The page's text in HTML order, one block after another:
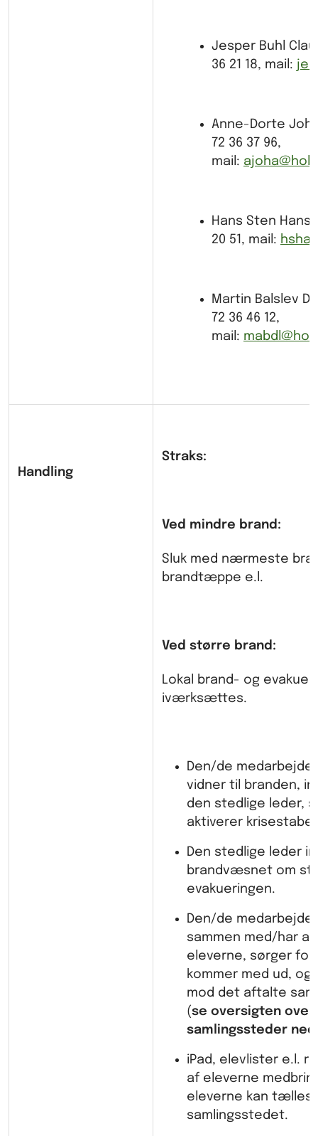
Jesper Buhl
36 21 18, mail:
Anne-Dorte
72 36 37 96,
mail:
Hans Sten
20 51, mail:
Martin Balslev
72 36 46 12,
mail:
Handling
Straks:
Ved mindre brand:
Sluk med nærmeste
brandtæppe e.l.
Ved større brand:
Lokal brand- og
iværksættes.
Den/de
vidner til branden,
den stedlige leder,
aktiverer
Den stedlige leder
brandvæsnet om
evakueringen.
Den/de
sammen med/har
eleverne, sørger for
kommer med ud, og
mod det aftalte
(se oversigten over
samlingssteder
iPad, elevlister e.l.
af eleverne
eleverne kan tælles
samlingsstedet.